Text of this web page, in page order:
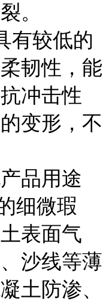
。
有较低的
韧性，能
冲击性
变形，不
品用途
细微瑕
表面气
沙线等薄
土防渗、